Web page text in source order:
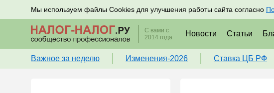
Мы используем файлы Cookies для улучшения работы сайта согласно
Подписывайтесь на новости по налогам, учету и кадрам
С вами с
2014 года
Новости Статьи
Важное за неделю Изменения-2026 Ставка ЦБ РФ